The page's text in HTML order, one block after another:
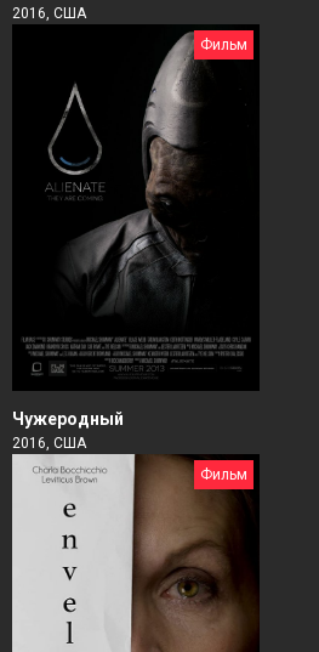
2016, США
Фильм
Чужеродный
2016, США
Фильм